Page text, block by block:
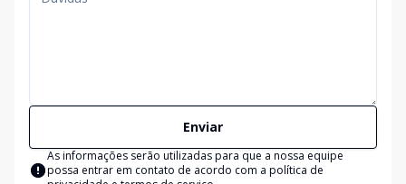
Enviar
As informações serão utilizadas para que a nossa equipe
possa entrar em contato de acordo com a política de